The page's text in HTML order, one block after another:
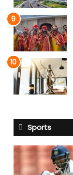
Sports
साई
सुदर्शन